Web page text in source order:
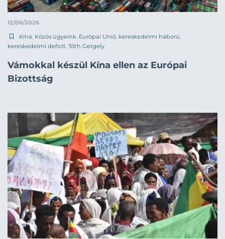
12/06/2026
Kína, Közös ügyeink, Európai Unió, kereskedelmi háború,
kereskedelmi deficit, Tóth Gergely
Vámokkal készül Kína ellen az Európai
Bizottság